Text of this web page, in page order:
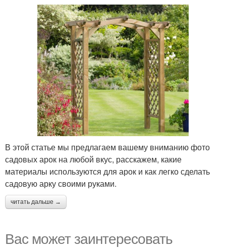
В этой статье мы предлагаем вашему вниманию фото
садовых арок на любой вкус, расскажем, какие
материалы используются для арок и как легко сделать
садовую арку своими руками.
читать дальше →
Вас может заинтересовать